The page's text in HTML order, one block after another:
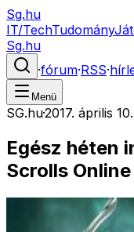
Sg.hu
IT/TechTudomány
Sg.hu
·fórum·RSS·
Menü
SG.hu·2017. április 10.
Egész héten
Scrolls Online